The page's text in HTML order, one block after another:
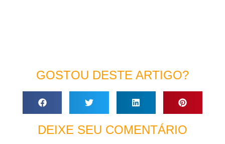
GOSTOU DESTE ARTIGO?
DEIXE SEU COMENTÁRIO